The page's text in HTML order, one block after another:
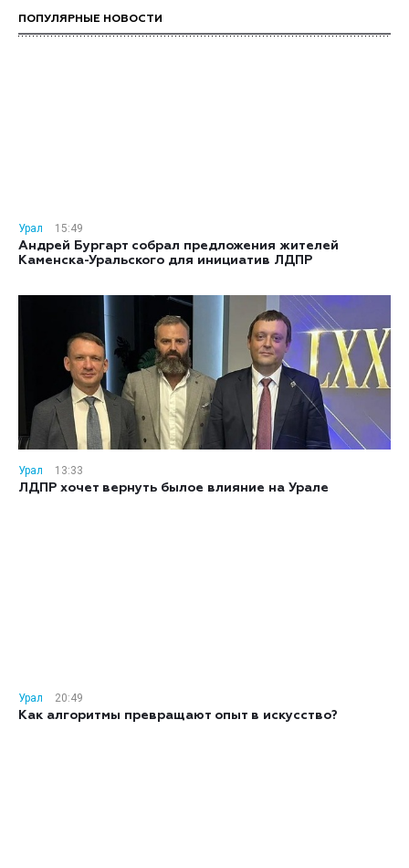
ПОПУЛЯРНЫЕ НОВОСТИ
Урал
15:49
Андрей Бургарт собрал предложения жителей
Каменска-Уральского для инициатив ЛДПР
Урал
13:33
ЛДПР хочет вернуть былое влияние на Урале
Урал
20:49
Как алгоритмы превращают опыт в искусство?